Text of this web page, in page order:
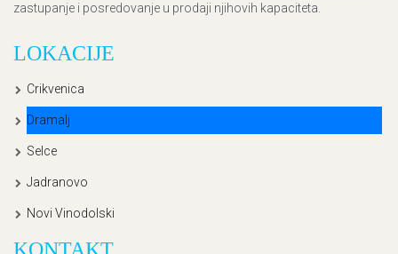
zastupanje i posredovanje u prodaji njihovih kapaciteta.
LOKACIJE
Crikvenica
Dramalj
Selce
Jadranovo
Novi Vinodolski